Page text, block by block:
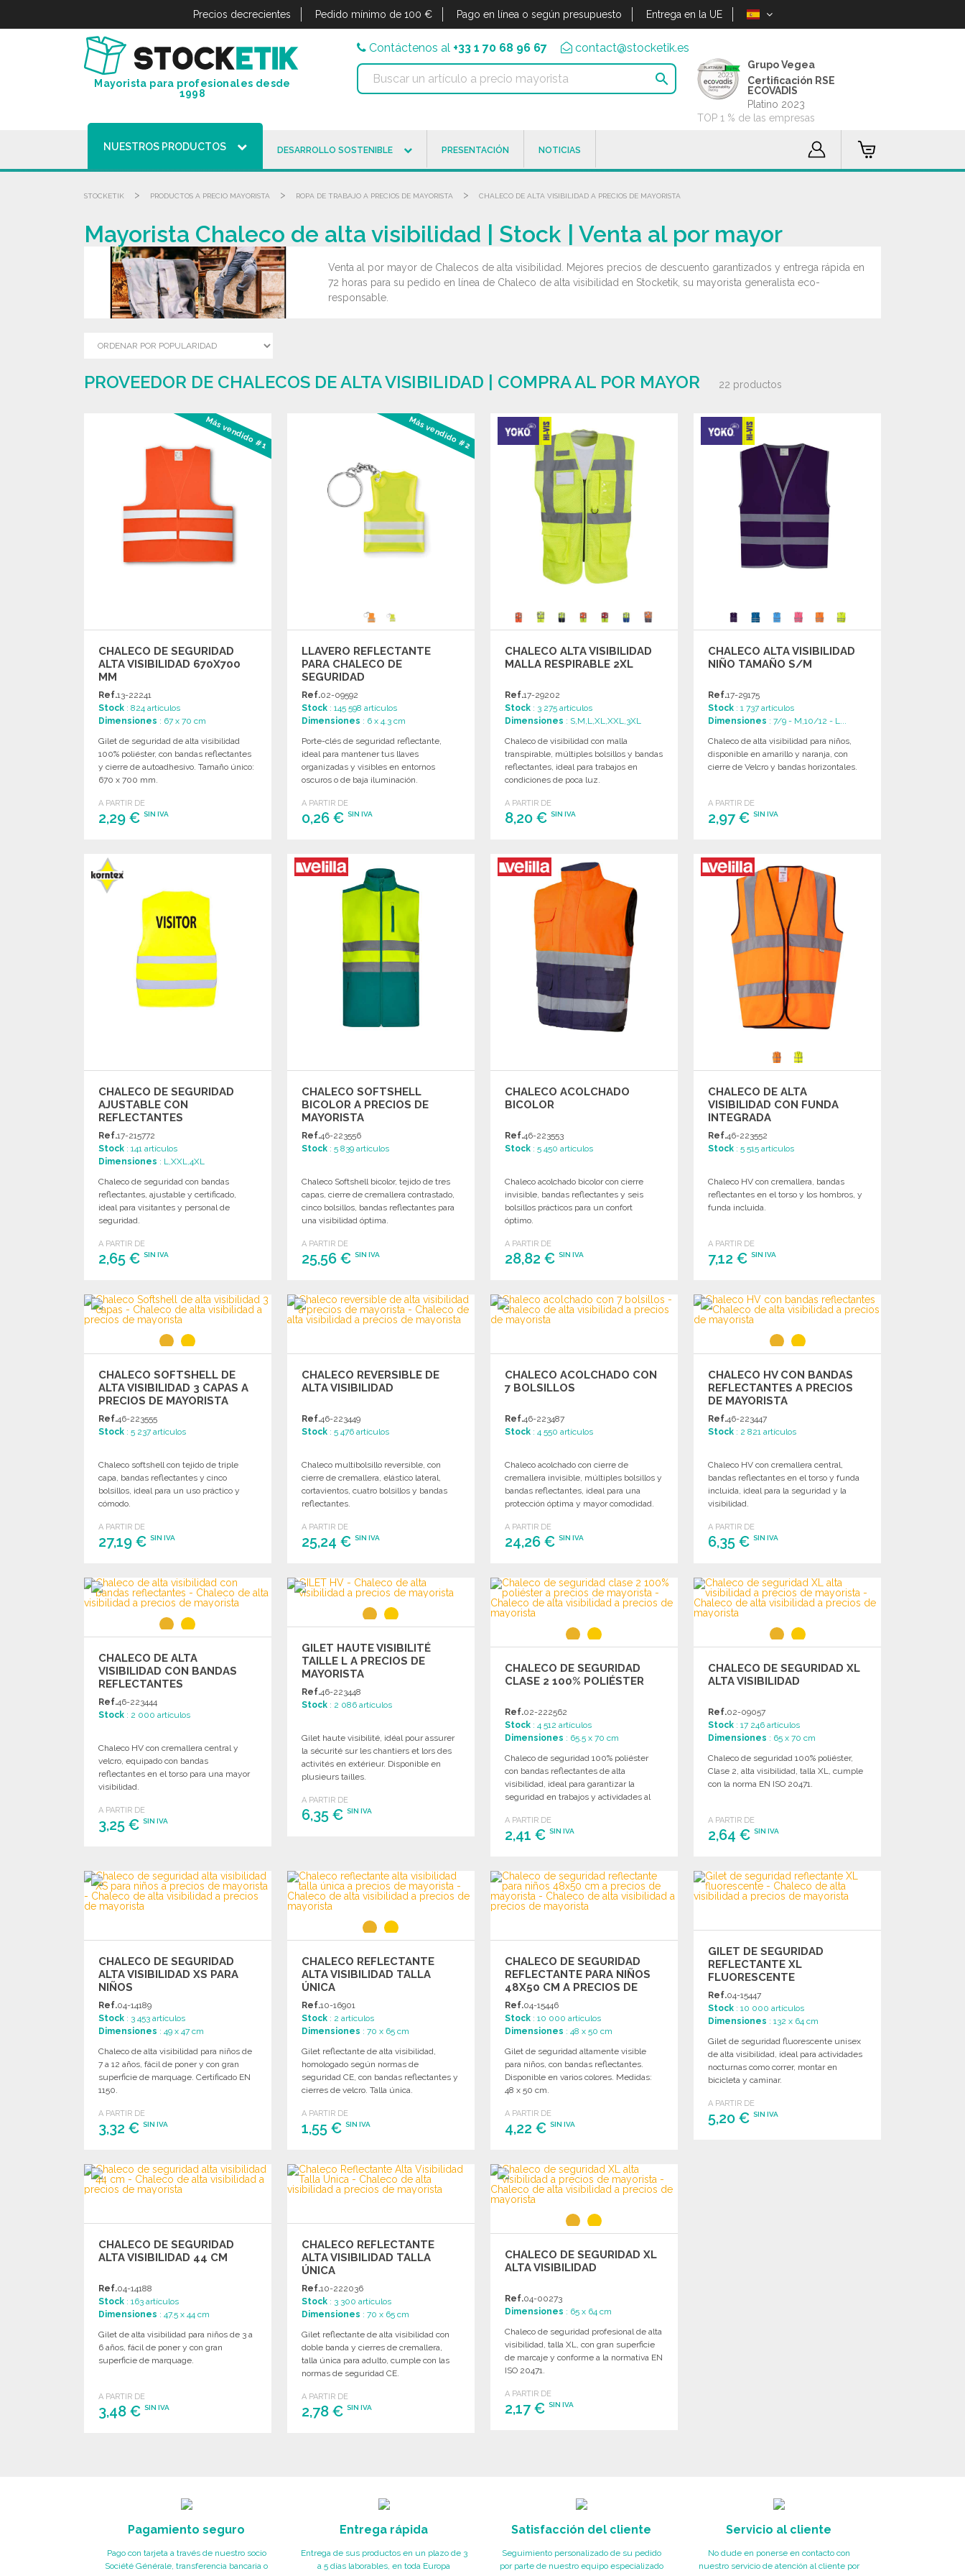
Precios decrecientes Pedido mínimo de 100 € Pago en línea o según presupuesto Entrega en la UE
Mayorista para profesionales desde
1998
Contáctenos al +33 1 70 68 96 67 contact@stocketik.es

Grupo Vegea
Certificación RSE
ECOVADIS
Platino 2023
TOP 1 % de las empresas
NUESTROS PRODUCTOS DESARROLLO SOSTENIBLE PRESENTACIÓN NOTICIAS
STOCKETIK > PRODUCTOS A PRECIO MAYORISTA > ROPA DE TRABAJO A PRECIOS DE MAYORISTA > CHALECO DE ALTA VISIBILIDAD A PRECIOS DE MAYORISTA
Mayorista Chaleco de alta visibilidad | Stock | Venta al por mayor
Venta al por mayor de Chalecos de alta visibilidad. Mejores precios de descuento garantizados y entrega rápida en
72 horas para su pedido en línea de Chaleco de alta visibilidad en Stocketik, su mayorista generalista eco-
responsable.
PROVEEDOR DE CHALECOS DE ALTA VISIBILIDAD | COMPRA AL POR MAYOR 22 productos
Más vendido #1
CHALECO DE SEGURIDAD
ALTA VISIBILIDAD 670X700
MM
Ref.13-22241
Stock : 824 artículos
Dimensiones : 67 x 70 cm
Gilet de seguridad de alta visibilidad
100% poliéster, con bandas reflectantes
y cierre de autoadhesivo. Tamaño único:
670 x 700 mm.
A PARTIR DE
2,29 € SIN IVA
Más vendido #2
LLAVERO REFLECTANTE
PARA CHALECO DE
SEGURIDAD
Ref.02-09592
Stock : 145 598 artículos
Dimensiones : 6 x 4.3 cm
Porte-clés de seguridad reflectante,
ideal para mantener tus llaves
organizadas y visibles en entornos
oscuros o de baja iluminación.
A PARTIR DE
0,26 €SIN IVA
Solicitar un presupuesto
CHALECO ALTA VISIBILIDAD
MALLA RESPIRABLE 2XL
Ref.17-29202
Stock : 3 275 artículos
Dimensiones : S,M,L,XL,XXL,3XL
Chaleco de visibilidad con malla
transpirable, múltiples bolsillos y bandas
reflectantes, ideal para trabajos en
condiciones de poca luz.
A PARTIR DE
8,20 €SIN IVA
Solicitar un presupuesto
CHALECO ALTA VISIBILIDAD
NIÑO TAMAÑO S/M
Ref.17-29175
Stock : 1 737 artículos
Dimensiones : 7/9 - M,10/12 - L...
Chaleco de alta visibilidad para niños,
disponible en amarillo y naranja, con
cierre de Velcro y bandas horizontales.
A PARTIR DE
2,97 €SIN IVA
Solicitar un presupuesto
CHALECO DE SEGURIDAD
AJUSTABLE CON
REFLECTANTES
Ref.17-215772
Stock : 141 artículos
Dimensiones : L,XXL,4XL
Chaleco de seguridad con bandas
reflectantes, ajustable y certificado,
ideal para visitantes y personal de
seguridad.
A PARTIR DE
2,65 € SIN IVA
Solicitar un presupuesto
CHALECO SOFTSHELL
BICOLOR A PRECIOS DE
MAYORISTA
Ref.46-223556
Stock : 5 839 artículos
Chaleco Softshell bicolor, tejido de tres
capas, cierre de cremallera contrastado,
cinco bolsillos, bandas reflectantes para
una visibilidad óptima.
A PARTIR DE
25,56 €SIN IVA
Solicitar un presupuesto
CHALECO ACOLCHADO
BICOLOR
Ref.46-223553
Stock : 5 450 artículos
Chaleco acolchado bicolor con cierre
invisible, bandas reflectantes y seis
bolsillos prácticos para un confort
óptimo.
A PARTIR DE
28,82 €SIN IVA
Solicitar un presupuesto
CHALECO DE ALTA
VISIBILIDAD CON FUNDA
INTEGRADA
Ref.46-223552
Stock : 5 515 artículos
Chaleco HV con cremallera, bandas
reflectantes en el torso y los hombros, y
funda incluida.
A PARTIR DE
7,12 €SIN IVA
Solicitar un presupuesto
CHALECO SOFTSHELL DE
ALTA VISIBILIDAD 3 CAPAS A
PRECIOS DE MAYORISTA
Ref.46-223555
Stock : 5 237 artículos
Chaleco softshell con tejido de triple
capa, bandas reflectantes y cinco
bolsillos, ideal para un uso práctico y
cómodo.
A PARTIR DE
27,19 € SIN IVA
Solicitar un presupuesto
CHALECO REVERSIBLE DE
ALTA VISIBILIDAD
Ref.46-223449
Stock : 5 476 artículos
Chaleco multibolsillo reversible, con
cierre de cremallera, elástico lateral,
cortavientos, cuatro bolsillos y bandas
reflectantes.
A PARTIR DE
25,24 €SIN IVA
Solicitar un presupuesto
CHALECO ACOLCHADO CON
7 BOLSILLOS
Ref.46-223487
Stock : 4 550 artículos
Chaleco acolchado con cierre de
cremallera invisible, múltiples bolsillos y
bandas reflectantes, ideal para una
protección óptima y mayor comodidad.
A PARTIR DE
24,26 €SIN IVA
Solicitar un presupuesto
CHALECO HV CON BANDAS
REFLECTANTES A PRECIOS
DE MAYORISTA
Ref.46-223447
Stock : 2 821 artículos
Chaleco HV con cremallera central,
bandas reflectantes en el torso y funda
incluida, ideal para la seguridad y la
visibilidad.
A PARTIR DE
6,35 €SIN IVA
Solicitar un presupuesto
CHALECO DE ALTA
VISIBILIDAD CON BANDAS
REFLECTANTES
Ref.46-223444
Stock : 2 000 artículos
Chaleco HV con cremallera central y
velcro, equipado con bandas
reflectantes en el torso para una mayor
visibilidad.
A PARTIR DE
3,25 € SIN IVA
Solicitar un presupuesto
GILET HAUTE VISIBILITÉ
TAILLE L A PRECIOS DE
MAYORISTA
Ref.46-223448
Stock : 2 086 artículos
Gilet haute visibilité, idéal pour assurer
la sécurité sur les chantiers et lors des
activités en extérieur. Disponible en
plusieurs tailles.
A PARTIR DE
6,35 €SIN IVA
CHALECO DE SEGURIDAD
CLASE 2 100% POLIÉSTER
Ref.02-222562
Stock : 4 512 artículos
Dimensiones : 65.5 x 70 cm
Chaleco de seguridad 100% poliéster
con bandas reflectantes de alta
visibilidad, ideal para garantizar la
seguridad en trabajos y actividades al
A PARTIR DE
2,41 €SIN IVA
Solicitar un presupuesto
CHALECO DE SEGURIDAD XL
ALTA VISIBILIDAD
Ref.02-09057
Stock : 17 246 artículos
Dimensiones : 65 x 70 cm
Chaleco de seguridad 100% poliéster,
Clase 2, alta visibilidad, talla XL, cumple
con la norma EN ISO 20471.
A PARTIR DE
2,64 €SIN IVA
Solicitar un presupuesto
CHALECO DE SEGURIDAD
ALTA VISIBILIDAD XS PARA
NIÑOS
Ref.04-14189
Stock : 3 453 artículos
Dimensiones : 49 x 47 cm
Chaleco de alta visibilidad para niños de
7 a 12 años, fácil de poner y con gran
superficie de marquage. Certificado EN
1150.
A PARTIR DE
3,32 € SIN IVA
Solicitar un presupuesto
CHALECO REFLECTANTE
ALTA VISIBILIDAD TALLA
ÚNICA
Ref.10-16901
Stock : 2 artículos
Dimensiones : 70 x 65 cm
Gilet reflectante de alta visibilidad,
homologado según normas de
seguridad CE, con bandas reflectantes y
cierres de velcro. Talla única.
A PARTIR DE
1,55 €SIN IVA
Solicitar un presupuesto
CHALECO DE SEGURIDAD
REFLECTANTE PARA NIÑOS
48X50 CM A PRECIOS DE
MAYORISTA
Ref.04-15446
Stock : 10 000 artículos
Dimensiones : 48 x 50 cm
Gilet de seguridad altamente visible
para niños, con bandas reflectantes.
Disponible en varios colores. Medidas:
48 x 50 cm.
A PARTIR DE
4,22 €SIN IVA
Solicitar un presupuesto
GILET DE SEGURIDAD
REFLECTANTE XL
FLUORESCENTE
Ref.04-15447
Stock : 10 000 artículos
Dimensiones : 132 x 64 cm
Gilet de seguridad fluorescente unisex
de alta visibilidad, ideal para actividades
nocturnas como correr, montar en
bicicleta y caminar.
A PARTIR DE
5,20 €SIN IVA
CHALECO DE SEGURIDAD
ALTA VISIBILIDAD 44 CM
Ref.04-14188
Stock : 163 artículos
Dimensiones : 47.5 x 44 cm
Gilet de alta visibilidad para niños de 3 a
6 años, fácil de poner y con gran
superficie de marquage.
A PARTIR DE
3,48 € SIN IVA
CHALECO REFLECTANTE
ALTA VISIBILIDAD TALLA
ÚNICA
Ref.10-222036
Stock : 3 300 artículos
Dimensiones : 70 x 65 cm
Gilet reflectante de alta visibilidad con
doble banda y cierres de cremallera,
talla única para adulto, cumple con las
normas de seguridad CE.
A PARTIR DE
2,78 €SIN IVA
CHALECO DE SEGURIDAD XL
ALTA VISIBILIDAD
Ref.04-00273
Dimensiones : 65 x 64 cm
Chaleco de seguridad profesional de alta
visibilidad, talla XL, con gran superficie
de marcaje y conforme a la normativa EN
ISO 20471.
A PARTIR DE
2,17 €SIN IVA
Pagamiento seguro
Pago con tarjeta a través de nuestro socio
Société Générale, transferencia bancaria o
Entrega rápida
Entrega de sus productos en un plazo de 3
a 5 días laborables, en toda Europa
Satisfacción del cliente
Seguimiento personalizado de su pedido
por parte de nuestro equipo especializado
Servicio al cliente
No dude en ponerse en contacto con
nuestro servicio de atención al cliente por